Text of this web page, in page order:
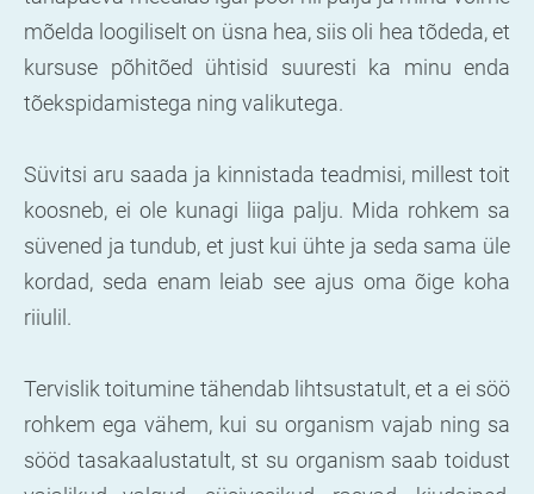
mõelda loogiliselt on üsna hea, siis oli hea tõdeda, et
kursuse põhitõed ühtisid suuresti ka minu enda
tõekspidamistega ning valikutega.
Süvitsi aru saada ja kinnistada teadmisi, millest toit
koosneb, ei ole kunagi liiga palju. Mida rohkem sa
süvened ja tundub, et just kui ühte ja seda sama üle
kordad, seda enam leiab see ajus oma õige koha
riiulil.
Tervislik toitumine tähendab lihtsustatult, et a ei söö
rohkem ega vähem, kui su organism vajab ning sa
sööd tasakaalustatult, st su organism saab toidust